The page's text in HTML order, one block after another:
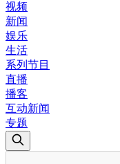
视频
新闻
娱乐
生活
系列节目
直播
播客
互动新闻
专题